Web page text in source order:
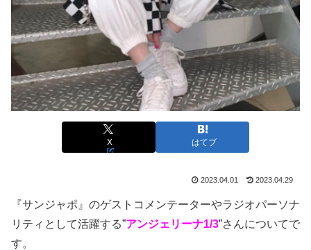
X はてブ
2023.04.01 2023.04.29
『サンジャポ』のゲストコメンテーターやラジオパーソナ
リティとして活躍する”アンジェリーナ1/3”さんについてで
す。